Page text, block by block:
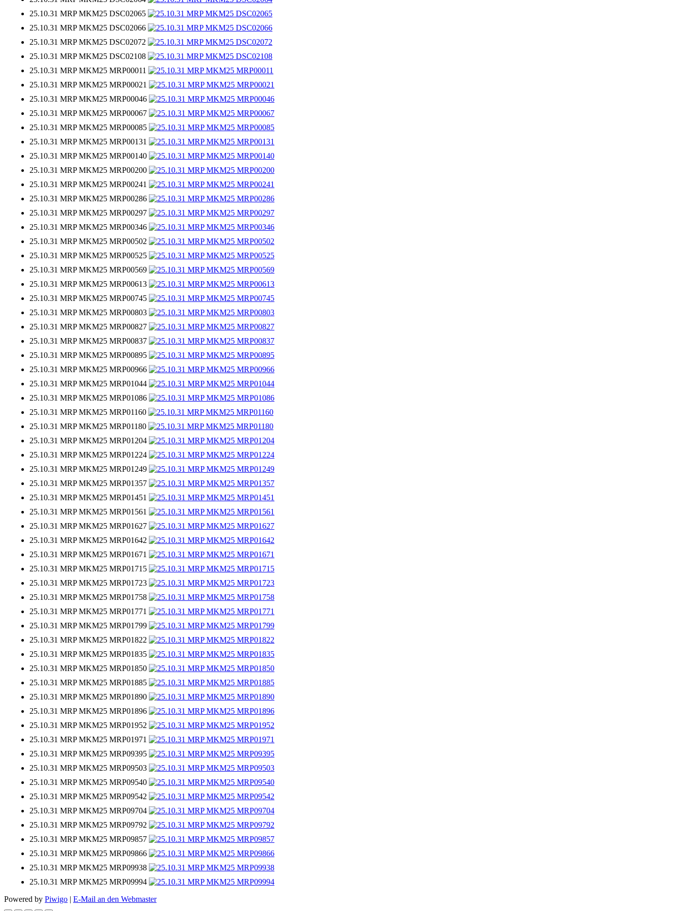
25.10.31 MRP MKM25 DSC02065
25.10.31 MRP MKM25 DSC02066
25.10.31 MRP MKM25 DSC02072
25.10.31 MRP MKM25 DSC02108
25.10.31 MRP MKM25 MRP00011
25.10.31 MRP MKM25 MRP00021
25.10.31 MRP MKM25 MRP00046
25.10.31 MRP MKM25 MRP00067
25.10.31 MRP MKM25 MRP00085
25.10.31 MRP MKM25 MRP00131
25.10.31 MRP MKM25 MRP00140
25.10.31 MRP MKM25 MRP00200
25.10.31 MRP MKM25 MRP00241
25.10.31 MRP MKM25 MRP00286
25.10.31 MRP MKM25 MRP00297
25.10.31 MRP MKM25 MRP00346
25.10.31 MRP MKM25 MRP00502
25.10.31 MRP MKM25 MRP00525
25.10.31 MRP MKM25 MRP00569
25.10.31 MRP MKM25 MRP00613
25.10.31 MRP MKM25 MRP00745
25.10.31 MRP MKM25 MRP00803
25.10.31 MRP MKM25 MRP00827
25.10.31 MRP MKM25 MRP00837
25.10.31 MRP MKM25 MRP00895
25.10.31 MRP MKM25 MRP00966
25.10.31 MRP MKM25 MRP01044
25.10.31 MRP MKM25 MRP01086
25.10.31 MRP MKM25 MRP01160
25.10.31 MRP MKM25 MRP01180
25.10.31 MRP MKM25 MRP01204
25.10.31 MRP MKM25 MRP01224
25.10.31 MRP MKM25 MRP01249
25.10.31 MRP MKM25 MRP01357
25.10.31 MRP MKM25 MRP01451
25.10.31 MRP MKM25 MRP01561
25.10.31 MRP MKM25 MRP01627
25.10.31 MRP MKM25 MRP01642
25.10.31 MRP MKM25 MRP01671
25.10.31 MRP MKM25 MRP01715
25.10.31 MRP MKM25 MRP01723
25.10.31 MRP MKM25 MRP01758
25.10.31 MRP MKM25 MRP01771
25.10.31 MRP MKM25 MRP01799
25.10.31 MRP MKM25 MRP01822
25.10.31 MRP MKM25 MRP01835
25.10.31 MRP MKM25 MRP01850
25.10.31 MRP MKM25 MRP01885
25.10.31 MRP MKM25 MRP01890
25.10.31 MRP MKM25 MRP01896
25.10.31 MRP MKM25 MRP01952
25.10.31 MRP MKM25 MRP01971
25.10.31 MRP MKM25 MRP09395
25.10.31 MRP MKM25 MRP09503
25.10.31 MRP MKM25 MRP09540
25.10.31 MRP MKM25 MRP09542
25.10.31 MRP MKM25 MRP09704
25.10.31 MRP MKM25 MRP09792
25.10.31 MRP MKM25 MRP09857
25.10.31 MRP MKM25 MRP09866
25.10.31 MRP MKM25 MRP09938
25.10.31 MRP MKM25 MRP09994
Powered by Piwigo | E-Mail an den Webmaster